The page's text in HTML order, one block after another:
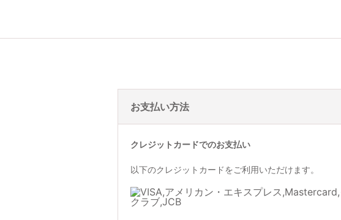
お支払い方法
クレジットカードでのお支払い
以下のクレジットカードをご利用いただけます。